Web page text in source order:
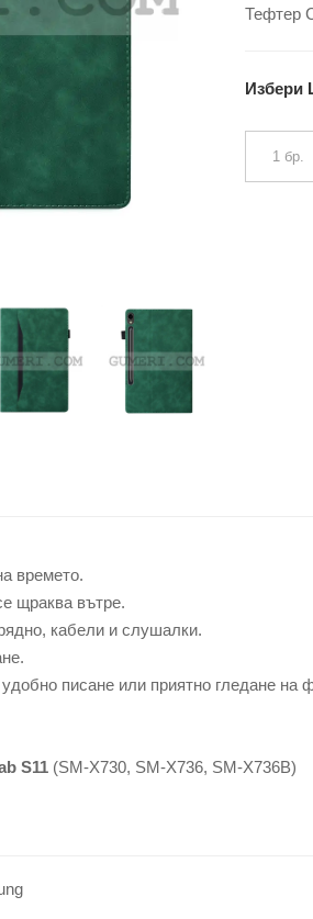
Тефтер
Избери
времето.
щраква вътре.
кабели и слушалки.
писане или приятно гледане на
S11 (SM-X730, SM-X736, SM-X736B)